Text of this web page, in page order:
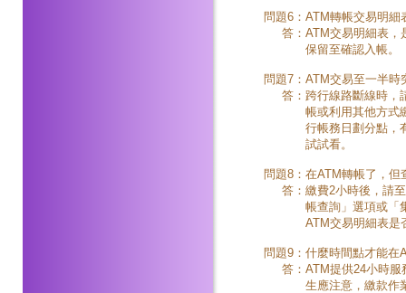
問題6： ATM轉帳交易明細
答： ATM交易明細表，
保留至確認入帳。
問題7： ATM交易至一半時
答： 跨行線路斷線時，
帳或利用其他方式
行帳務日劃分點，
試試看。
問題8： 在ATM轉帳了，但
答： 繳費2小時後，請
帳查詢」選項或「
ATM交易明細表是
問題9： 什麼時間點才能在
答： ATM提供24小時
生應注意，繳款作